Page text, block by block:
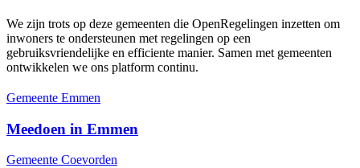
We zijn trots op deze gemeenten die OpenRegelingen inzetten om
inwoners te ondersteunen met regelingen op een
gebruiksvriendelijke en efficiente manier. Samen met gemeenten
ontwikkelen we ons platform continu.
Gemeente Emmen
Meedoen in Emmen
Gemeente Coevorden